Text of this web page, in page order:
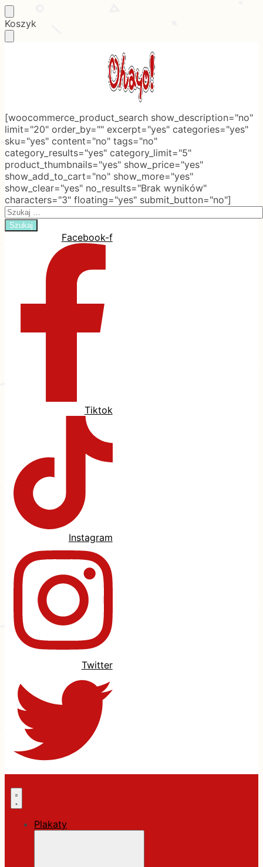
Skip
to
Skip
to
Koszyk
[woocommerce_product_search show_description="no"
limit="20" order_by="" excerpt="yes" categories="yes"
sku="yes" content="no" tags="no"
category_results="yes" category_limit="5"
product_thumbnails="yes" show_price="yes"
show_add_to_cart="no" show_more="yes"
show_clear="yes" no_results="Brak wyników"
characters="3" floating="yes" submit_button="no"]
Search
for:
Facebook-f
Tiktok
Instagram
Twitter
Plakaty